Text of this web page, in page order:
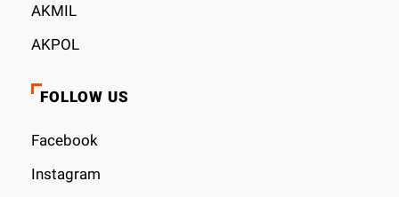
AKMIL
AKPOL
FOLLOW US
Facebook
Instagram